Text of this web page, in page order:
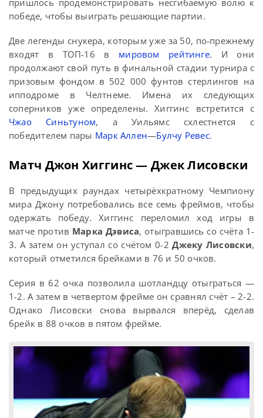
пришлось продемонстрировать несгибаемую волю к
победе, чтобы выиграть решающие партии.
Две легенды снукера, которым уже за 50, по-прежнему
входят в ТОП-16 в мировом рейтинге. И они
продолжают свой путь в финальной стадии турнира с
призовым фондом в 502 000 фунтов стерлингов на
ипподроме в Челтнеме. Имена их следующих
соперников уже определены. Хиггинс встретится с
Чжао Синьтуном, а Уильямс схлестнется с
победителем пары Марк Аллен—Булчу Ревес.
Матч Джон Хиггинс — Джек Лисовски
В предыдущих раундах четырёхкратному Чемпиону
мира Джону потребовались все семь фреймов, чтобы
одержать победу. Хиггинс переломил ход игры в
матче против Марка Дэвиса, отыгравшись со счёта 1-
3. А затем он уступал со счётом 0-2Джеку Лисовски,
который отметился брейками в 76 и 50 очков.
Серия в 62 очка позволила шотландцу отыграться —
1-2. А затем в четвертом фрейме он сравнял счёт – 2-2.
Однако Лисовски снова вырвался вперёд, сделав
брейк в 88 очков в пятом фрейме.